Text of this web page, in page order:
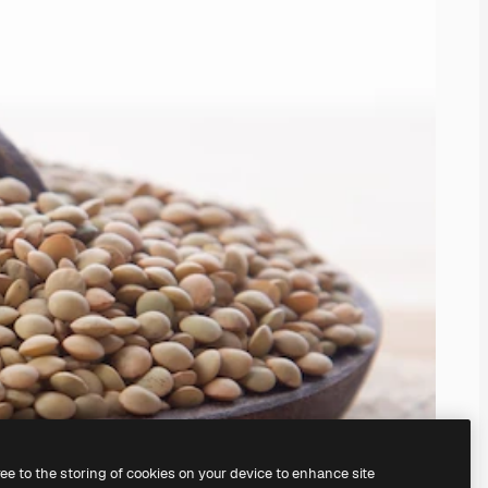
to the storing of cookies on your device to enhance site